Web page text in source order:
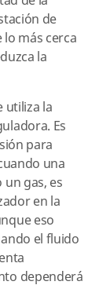
de
más cerca
la
utiliza la
Es
para
una
gas, es
en la
eso
el fluido
dependerá